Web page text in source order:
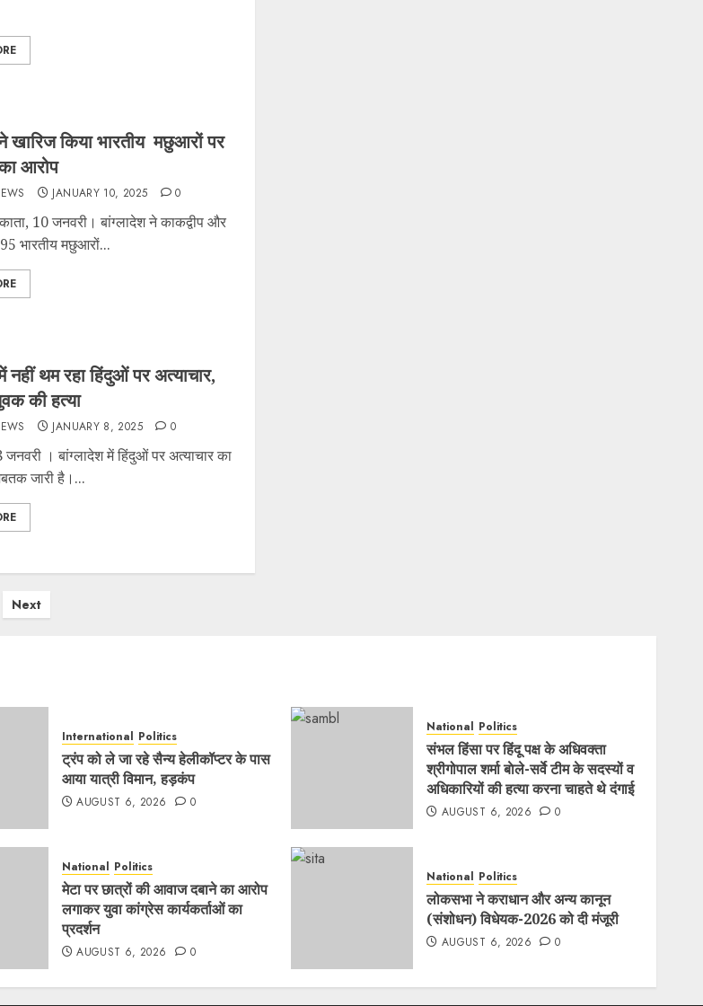
खारिज किया भारतीय मछुआरों पर
आरोप
JANUARY 10, 2025 0
10 जनवरी। बांग्लादेश ने काकद्वीप और
भारतीय मछुआरों...
नहीं थम रहा हिंदुओं पर अत्याचार,
की हत्या
JANUARY 8, 2025 0
। बांग्लादेश में हिंदुओं पर अत्याचार का
जारी है।...
Next
International Politics
ट्रंप को ले जा रहे सैन्य हेलीकॉप्टर के पास
आया यात्री विमान, हड़कंप
AUGUST 6, 2026 0
National Politics
संभल हिंसा पर हिंदू पक्ष के अधिवक्ता
श्रीगोपाल शर्मा बाेले-सर्वे टीम के सदस्यों व
अधिकारियों की हत्या करना चाहते थे दंगाई
AUGUST 6, 2026 0
National Politics
मेटा पर छात्रों की आवाज दबाने का आरोप
लगाकर युवा कांग्रेस कार्यकर्ताओं का
प्रदर्शन
AUGUST 6, 2026 0
National Politics
लोकसभा ने कराधान और अन्य कानून
(संशोधन) विधेयक-2026 को दी मंजूरी
AUGUST 6, 2026 0